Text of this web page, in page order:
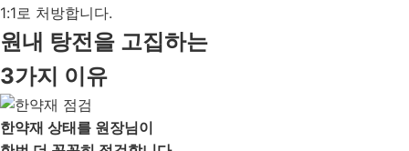
1:1로 처방합니다.
원내 탕전을 고집하는
3가지 이유
한약재 상태를 원장님이